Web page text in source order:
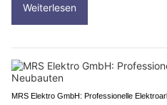
Weiterlesen
MRS Elektro GmbH: Professionelle